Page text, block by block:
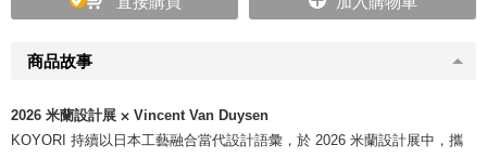
商品故事
2026 米蘭設計展 ⨉ Vincent Van Duysen
KOYORI 持續以日本工藝融合當代設計語彙，於 2026 米蘭設計展中，攜